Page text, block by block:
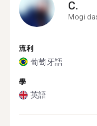
C.
Mogi
流利
葡萄牙語
學
英語